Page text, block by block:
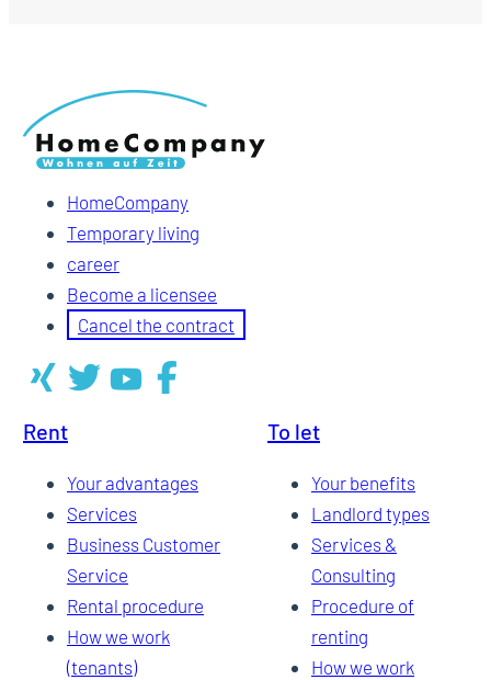
HomeCompany
Temporary living
career
Become a licensee
Cancel the contract
Rent
Your advantages
Services
Business Customer
Service
Rental procedure
How we work
(tenants)
To let
Your benefits
Landlord types
Services &
Consulting
Procedure of
renting
How we work